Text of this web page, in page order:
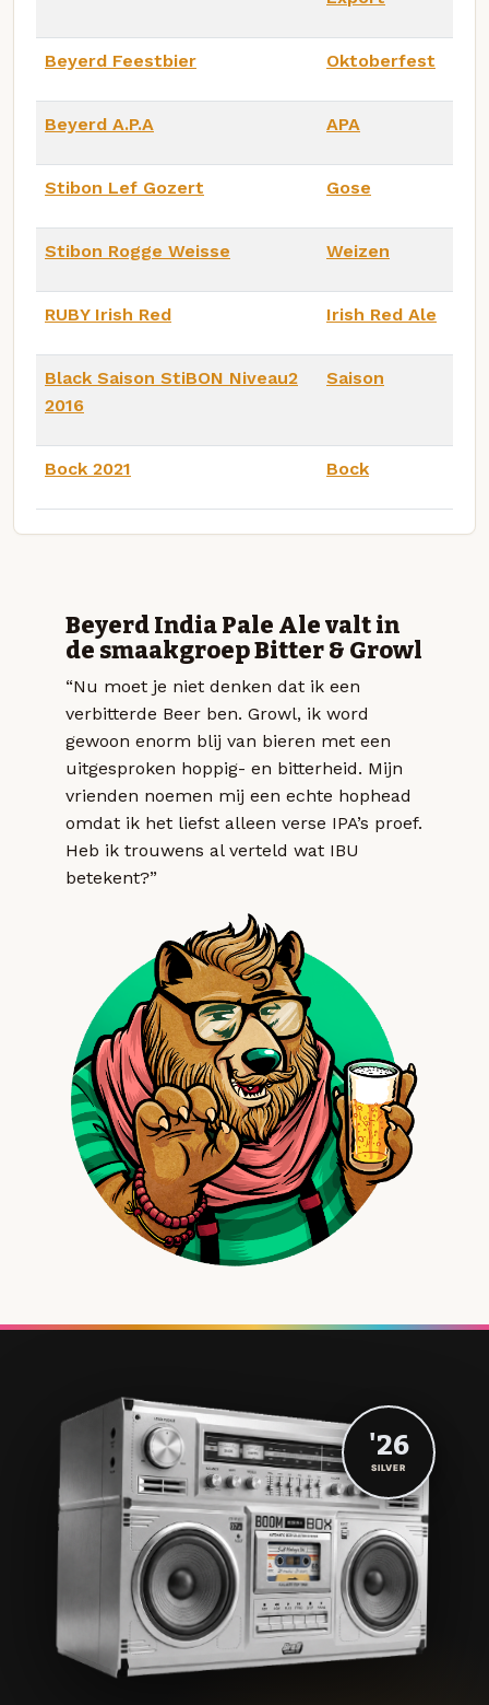
Beyerd Feestbier Oktoberfest
Beyerd A.P.A APA
Stibon Lef Gozert Gose
Stibon Rogge Weisse Weizen
RUBY Irish Red Irish Red Ale
Black Saison StiBON Niveau2
2016
Saison
Bock 2021 Bock
Beyerd India Pale Ale valt in
de smaakgroep Bitter & Growl
“Nu moet je niet denken dat ik een
verbitterde Beer ben. Growl, ik word
gewoon enorm blij van bieren met een
uitgesproken hoppig- en bitterheid. Mijn
vrienden noemen mij een echte hophead
omdat ik het liefst alleen verse IPA’s proef.
Heb ik trouwens al verteld wat IBU
betekent?”
'26
SILVER